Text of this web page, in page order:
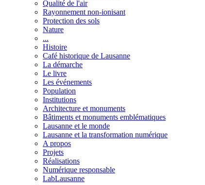
Qualité de l'air
Rayonnement non-ionisant
Protection des sols
Nature
...
Histoire
Café historique de Lausanne
La démarche
Le livre
Les événements
Population
Institutions
Architecture et monuments
Bâtiments et monuments emblématiques
Lausanne et le monde
Lausanne et la transformation numérique
A propos
Projets
Réalisations
Numérique responsable
LabLausanne